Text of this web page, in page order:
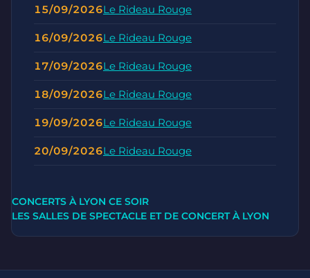
15/09/2026Le Rideau Rouge
16/09/2026Le Rideau Rouge
17/09/2026Le Rideau Rouge
18/09/2026Le Rideau Rouge
19/09/2026Le Rideau Rouge
20/09/2026Le Rideau Rouge
CONCERTS À LYON CE SOIR
LES SALLES DE SPECTACLE ET DE CONCERT À LYON